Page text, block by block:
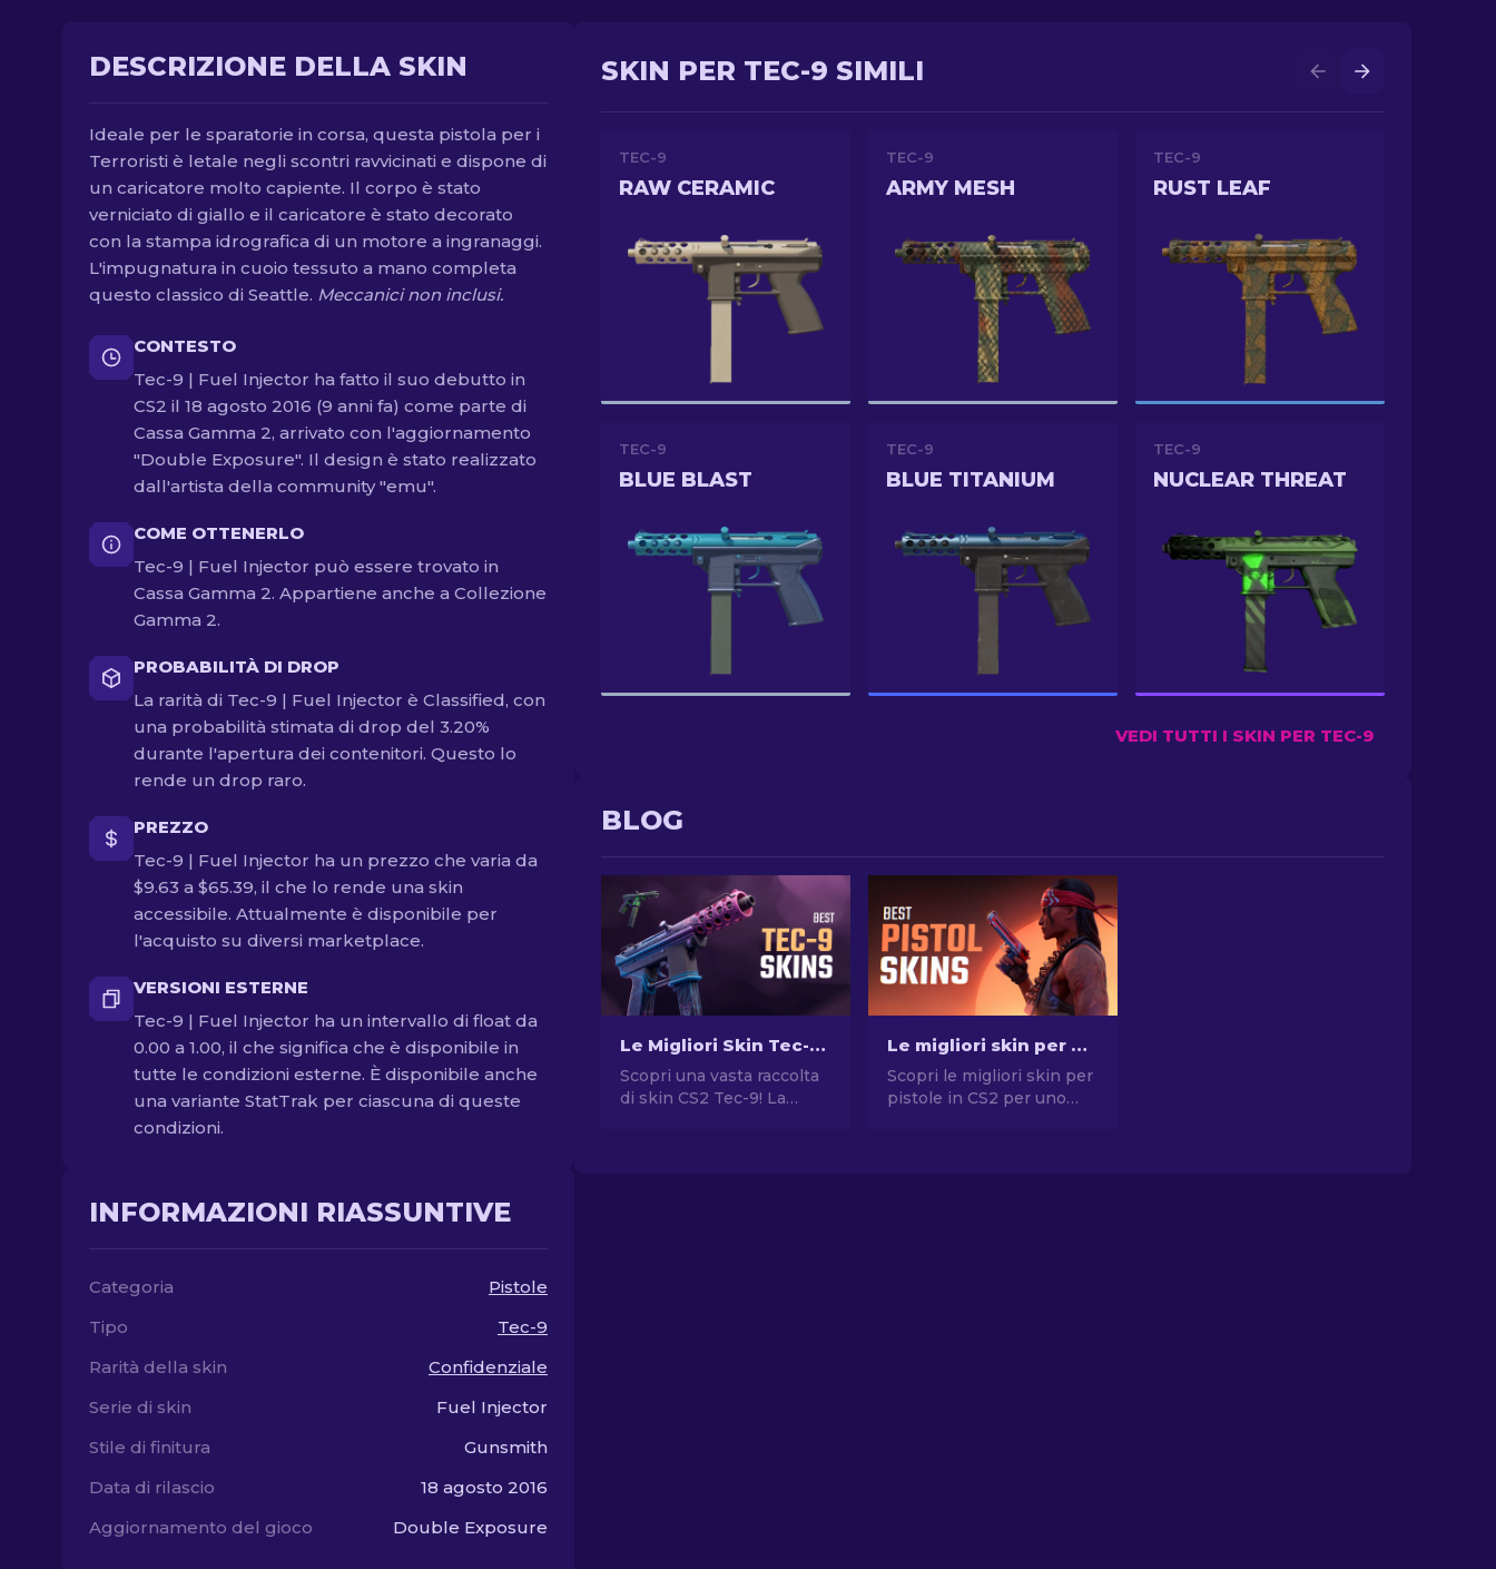
DESCRIZIONE DELLA SKIN
Ideale per le sparatorie in corsa, questa pistola per i
Terroristi è letale negli scontri ravvicinati e dispone di
un caricatore molto capiente. Il corpo è stato
verniciato di giallo e il caricatore è stato decorato
con la stampa idrografica di un motore a ingranaggi.
L'impugnatura in cuoio tessuto a mano completa
questo classico di Seattle. Meccanici non inclusi.
CONTESTO
Tec-9 | Fuel Injector ha fatto il suo debutto in
CS2 il 18 agosto 2016 (9 anni fa) come parte di
Cassa Gamma 2, arrivato con l'aggiornamento
"Double Exposure". Il design è stato realizzato
dall'artista della community "emu".
COME OTTENERLO
Tec-9 | Fuel Injector può essere trovato in
Cassa Gamma 2. Appartiene anche a Collezione
Gamma 2.
PROBABILITÀ DI DROP
La rarità di Tec-9 | Fuel Injector è Classified, con
una probabilità stimata di drop del 3.20%
durante l'apertura dei contenitori. Questo lo
rende un drop raro.
PREZZO
Tec-9 | Fuel Injector ha un prezzo che varia da
$9.63 a $65.39, il che lo rende una skin
accessibile. Attualmente è disponibile per
l'acquisto su diversi marketplace.
VERSIONI ESTERNE
Tec-9 | Fuel Injector ha un intervallo di float da
0.00 a 1.00, il che significa che è disponibile in
tutte le condizioni esterne. È disponibile anche
una variante StatTrak per ciascuna di queste
condizioni.
INFORMAZIONI RIASSUNTIVE
Categoria
Pistole
Tipo
Tec-9
Rarità della skin
Confidenziale
Serie di skin
Fuel Injector
Stile di finitura
Gunsmith
Data di rilascio
18 agosto 2016
Aggiornamento del gioco
Double Exposure
SKIN PER TEC-9 SIMILI
TEC-9
RAW CERAMIC
TEC-9
ARMY MESH
TEC-9
RUST LEAF
TEC-9
BLUE BLAST
TEC-9
BLUE TITANIUM
TEC-9
NUCLEAR THREAT
VEDI TUTTI I SKIN PER TEC-9
BLOG
Le Migliori Skin Tec-9 di CS2: Classifica [2026]
Scopri una vasta raccolta
di skin CS2 Tec-9! La
Le migliori skin per pistola in CS2 [2026]
Scopri le migliori skin per
pistole in CS2 per uno